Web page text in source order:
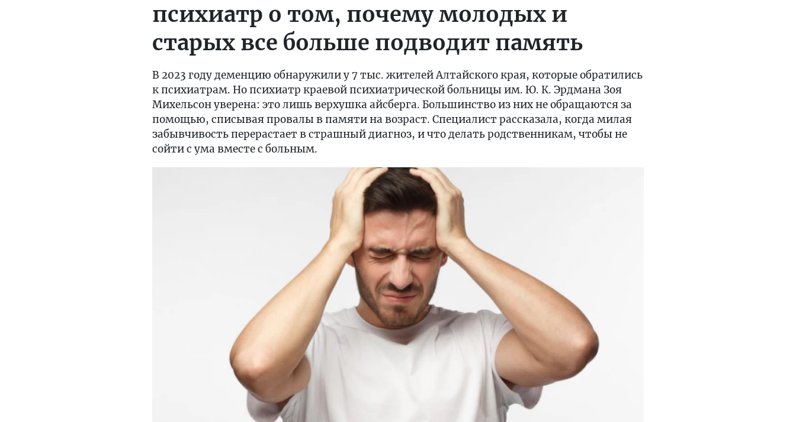
психиатр о том, почему молодых и
старых все больше подводит память
В 2023 году деменцию обнаружили у 7 тыс. жителей Алтайского края, которые обратились
к психиатрам. Но психиатр краевой психиатрической больницы им. Ю. К. Эрдмана Зоя
Михельсон уверена: это лишь верхушка айсберга. Большинство из них не обращаются за
помощью, списывая провалы в памяти на возраст. Специалист рассказала, когда милая
забывчивость перерастает в страшный диагноз, и что делать родственникам, чтобы не
сойти с ума вместе с больным.